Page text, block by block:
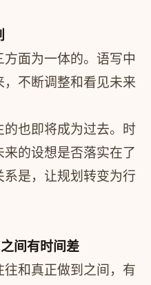
面为一体的。语写中
不断调整和看见未来
也即将成为过去。时
的设想是否落实在了
是，让规划转变为行
间有时间差
和真正做到之间，有